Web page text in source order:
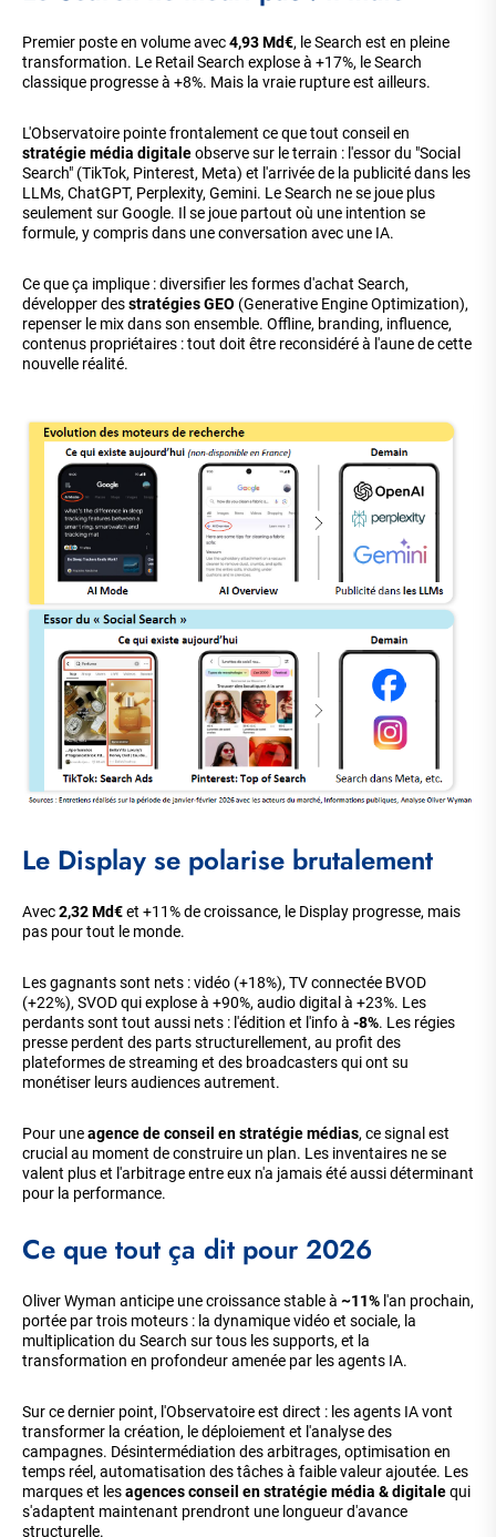
Premier poste en volume avec4,93 Md€, le Search est en pleine
transformation. Le Retail Search explose à +17%, le Search
classique progresse à +8%. Mais la vraie rupture est ailleurs.
L'Observatoire pointe frontalement ce que tout conseil en
stratégie média digitaleobserve sur le terrain : l'essor du "Social
Search" (TikTok, Pinterest, Meta) et l'arrivée de la publicité dans les
LLMs, ChatGPT, Perplexity, Gemini. Le Search ne se joue plus
seulement sur Google. Il se joue partout où une intention se
formule, y compris dans une conversation avec une IA.
Ce que ça implique : diversifier les formes d'achat Search,
développer desstratégies GEO (Generative Engine Optimization),
repenser le mix dans son ensemble. Offline, branding, influence,
contenus propriétaires : tout doit être reconsidéré à l'aune de cette
nouvelle réalité.
Le Display se polarise brutalement
Avec2,32 Md€et +11% de croissance, le Display progresse, mais
pas pour tout le monde.
Les gagnants sont nets : vidéo (+18%), TV connectée BVOD
(+22%), SVOD qui explose à +90%, audio digital à +23%. Les
perdants sont tout aussi nets : l'édition et l'info à -8%. Les régies
presse perdent des parts structurellement, au profit des
plateformes de streaming et des broadcasters qui ont su
monétiser leurs audiences autrement.
Pour uneagence de conseil en stratégie médias, ce signal est
crucial au moment de construire un plan. Les inventaires ne se
valent plus et l'arbitrage entre eux n'a jamais été aussi déterminant
pour la performance.
Ce que tout ça dit pour 2026
Oliver Wyman anticipe une croissance stable à ~11% l'an prochain,
portée par trois moteurs : la dynamique vidéo et sociale, la
multiplication du Search sur tous les supports, et la
transformation en profondeur amenée par les agents IA.
Sur ce dernier point, l'Observatoire est direct : les agents IA vont
transformer la création, le déploiement et l'analyse des
campagnes. Désintermédiation des arbitrages, optimisation en
temps réel, automatisation des tâches à faible valeur ajoutée. Les
marques et lesagences conseil en stratégie média & digitalequi
s'adaptent maintenant prendront une longueur d'avance
structurelle.